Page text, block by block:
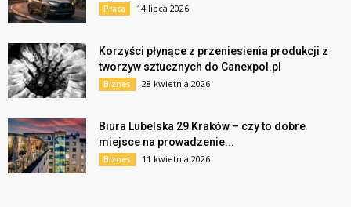
Praca 14 lipca 2026
Korzyści płynące z przeniesienia produkcji z
tworzyw sztucznych do Canexpol.pl
Biznes 28 kwietnia 2026
Biura Lubelska 29 Kraków – czy to dobre
miejsce na prowadzenie...
Biznes 11 kwietnia 2026